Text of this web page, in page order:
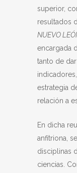
superior,
resultados
NUEVO
encargada
tanto de
estrategia
relación a
En dicha
anfitriona,
disciplinas
ciencias.